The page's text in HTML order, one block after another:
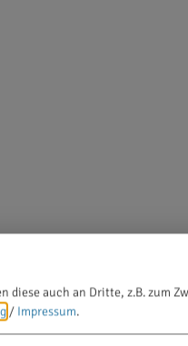
auch an Dritte, z.B.
/ Impressum.